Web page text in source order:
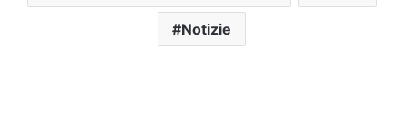
Notizie